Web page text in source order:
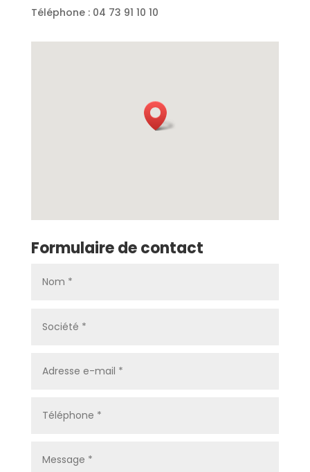
Téléphone : 04 73 91 10 10
Formulaire de contact